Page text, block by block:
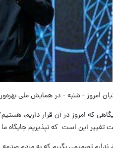
امروز - شنبه - در همایش ملی
که امروز در آن قرار داریم،
تغییر این است که نپذیریم جایگاه